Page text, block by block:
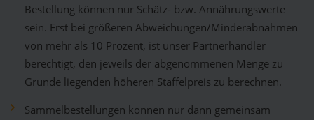
Bestellung können nur Schätz- bzw. Annährungswerte
sein. Erst bei größeren Abweichungen/Minderabnahmen
von mehr als 10 Prozent, ist unser Partnerhändler
berechtigt, den jeweils der abgenommenen Menge zu
Grunde liegenden höheren Staffelpreis zu berechnen.
Sammelbestellungen können nur dann gemeinsam